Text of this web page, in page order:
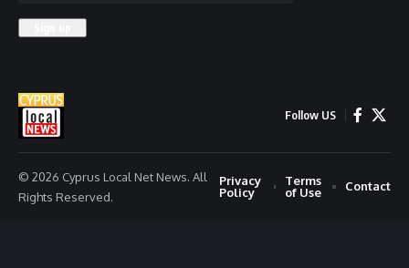
Follow US
© 2026 Cyprus Local Net News. All
Rights Reserved.
Privacy
Policy
Terms
of Use
Contact